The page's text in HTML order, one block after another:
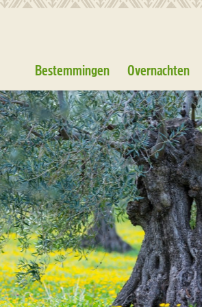
Bestemmingen Overnachten